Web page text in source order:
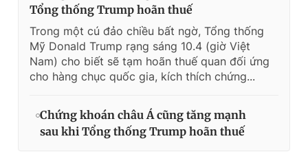
Tổng thống Trump hoãn thuế
Trong một cú đảo chiều bất ngờ, Tổng thống
Mỹ Donald Trump rạng sáng 10.4 (giờ Việt
Nam) cho biết sẽ tạm hoãn thuế quan đối ứng
cho hàng chục quốc gia, kích thích chứng...
Chứng khoán châu Á cũng tăng mạnh
sau khi Tổng thống Trump hoãn thuế